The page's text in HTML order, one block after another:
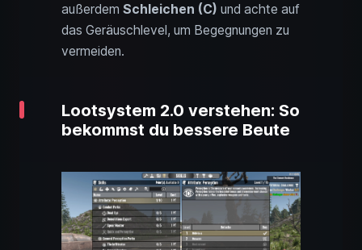
außerdem Schleichen (C) und achte auf
das Geräuschlevel, um Begegnungen zu
vermeiden.
Lootsystem 2.0 verstehen: So
bekommst du bessere Beute